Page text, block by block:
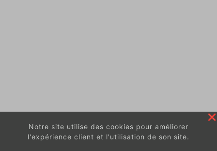
Notre site utilise des cookies pour améliorer
l'expérience client et l'utilisation de son site.